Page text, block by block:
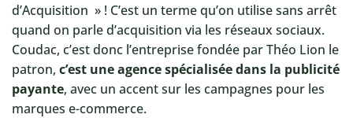
d’Acquisition » ! C’est un terme qu’on utilise sans arrêt
quand on parle d’acquisition via les réseaux sociaux.
Coudac, c’est donc l’entreprise fondée par Théo Lion le
patron, c’est une agence spécialisée dans la publicité
payante, avec un accent sur les campagnes pour les
marques e-commerce.